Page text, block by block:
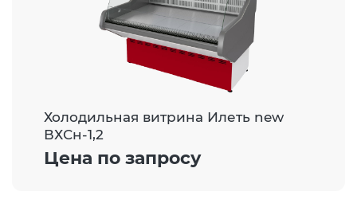
Холодильная витрина Илеть new
ВХСн-1,2
Цена по запросу